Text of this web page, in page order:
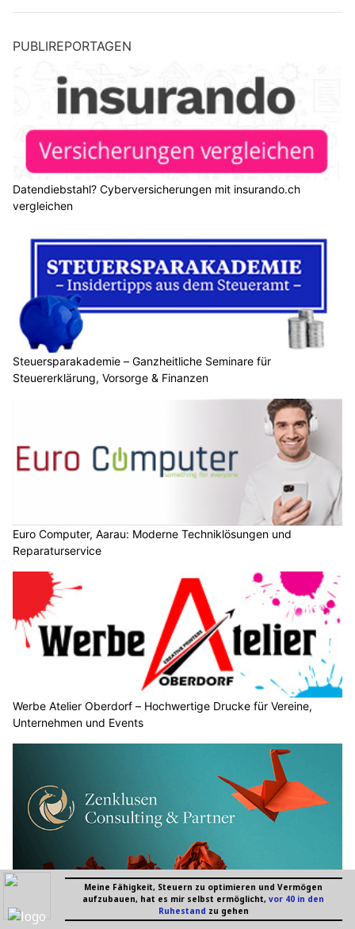
PUBLIREPORTAGEN
Datendiebstahl? Cyberversicherungen mit insurando.ch
vergleichen
Steuersparakademie – Ganzheitliche Seminare für
Steuererklärung, Vorsorge & Finanzen
Euro Computer, Aarau: Moderne Techniklösungen und
Reparaturservice
Werbe Atelier Oberdorf – Hochwertige Drucke für Vereine,
Unternehmen und Events
Führungskompetenz stärken mit Zenklusen Consulting &
Partner GmbH
EMPFEHLUNGEN